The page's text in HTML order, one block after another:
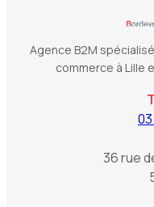
Agence B2M
commerce à Lille
36 rue